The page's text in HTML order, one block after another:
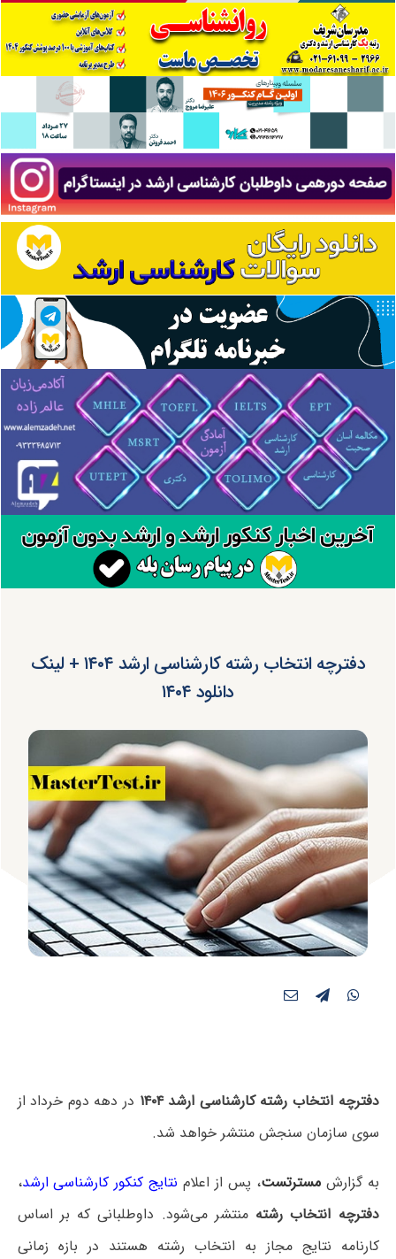
دفترچه انتخاب رشته کارشناسی ارشد ۱۴۰۴ + لینک
دانلود ۱۴۰۴
دفترچه انتخاب رشته کارشناسی ارشد ۱۴۰۴
در دهه دوم خرداد از
سوی سازمان سنجش منتشر خواهد شد.
به گزارشمسترتست، پس از اعلام نتایج کنکور کارشناسی ارشد،
دفترچه انتخاب رشته منتشر می‌شود. داوطلبانی که بر اساس
کارنامه نتایج مجاز به انتخاب رشته هستند در بازه زمانی